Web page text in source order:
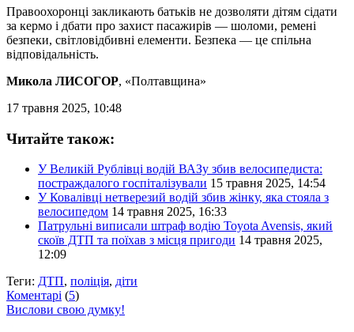
Правоохоронці закликають батьків не дозволяти дітям сідати
за кермо і дбати про захист пасажирів — шоломи, ремені
безпеки, світловідбивні елементи. Безпека — це спільна
відповідальність.
Микола ЛИСОГОР, «Полтавщина»
17 травня 2025, 10:48
Читайте також:
У Великій Рублівці водій ВАЗу збив велосипедиста:
постраждалого госпіталізували 15 травня 2025, 14:54
У Ковалівці нетверезий водій збив жінку, яка стояла з
велосипедом 14 травня 2025, 16:33
Патрульні виписали штраф водію Toyota Avensis, який
скоїв ДТП та поїхав з місця пригоди 14 травня 2025,
12:09
Теги: ДТП, поліція, діти
Коментарі (5)
Вислови свою думку!